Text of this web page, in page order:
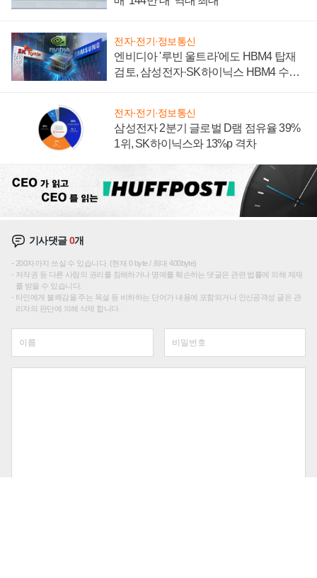
전자·전기·정보통신
엔비디아 '루빈 울트라'에도 HBM4 탑재
검토, 삼성전자·SK하이닉스 HBM4 수율
전자·전기·정보통신
삼성전자 2분기 글로벌 D램 점유율 39%
1위, SK하이닉스와 13%p 격차
기사댓글0개
200자까지 쓰실 수 있습니다. (현재 0 byte / 최대 400byte)
저작권 등 다른 사람의 권리를 침해하거나 명예를 훼손하는 댓글은 관련 법률에 의해 제재
를 받을 수 있습니다.
타인에게 불쾌감을 주는 욕설 등 비하하는 단어가 내용에 포함되거나 인신공격성 글은 관
리자의 판단에 의해 삭제 합니다.